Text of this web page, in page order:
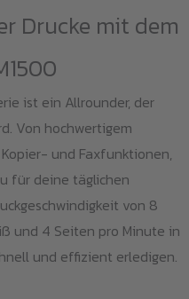
Drucke mit dem
ist ein Allrounder, der
Von hochwertigem
und Faxfunktionen,
für deine täglichen
von 8
und 4 Seiten pro Minute in
und effizient erledigen.